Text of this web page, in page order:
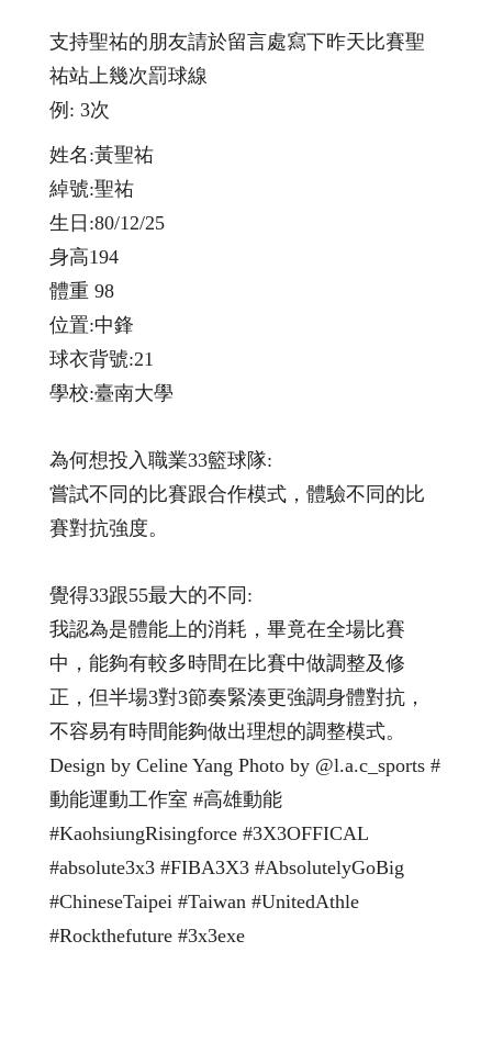
支持聖祐的朋友請於留言處寫下昨天比賽聖
祐站上幾次罰球線
例: 3次
姓名:黃聖祐
綽號:聖祐
生日:80/12/25
身高194
體重 98
位置:中鋒
球衣背號:21
學校:臺南大學
為何想投入職業33籃球隊:
嘗試不同的比賽跟合作模式，體驗不同的比
賽對抗強度。
覺得33跟55最大的不同:
我認為是體能上的消耗，畢竟在全場比賽
中，能夠有較多時間在比賽中做調整及修
正，但半場3對3節奏緊湊更強調身體對抗，
不容易有時間能夠做出理想的調整模式。
Design by Celine Yang Photo by @l.a.c_sports #
動能運動工作室 #高雄動能
#KaohsiungRisingforce #3X3OFFICAL
#absolute3x3 #FIBA3X3 #AbsolutelyGoBig
#ChineseTaipei #Taiwan #UnitedAthle
#Rockthefuture #3x3exe